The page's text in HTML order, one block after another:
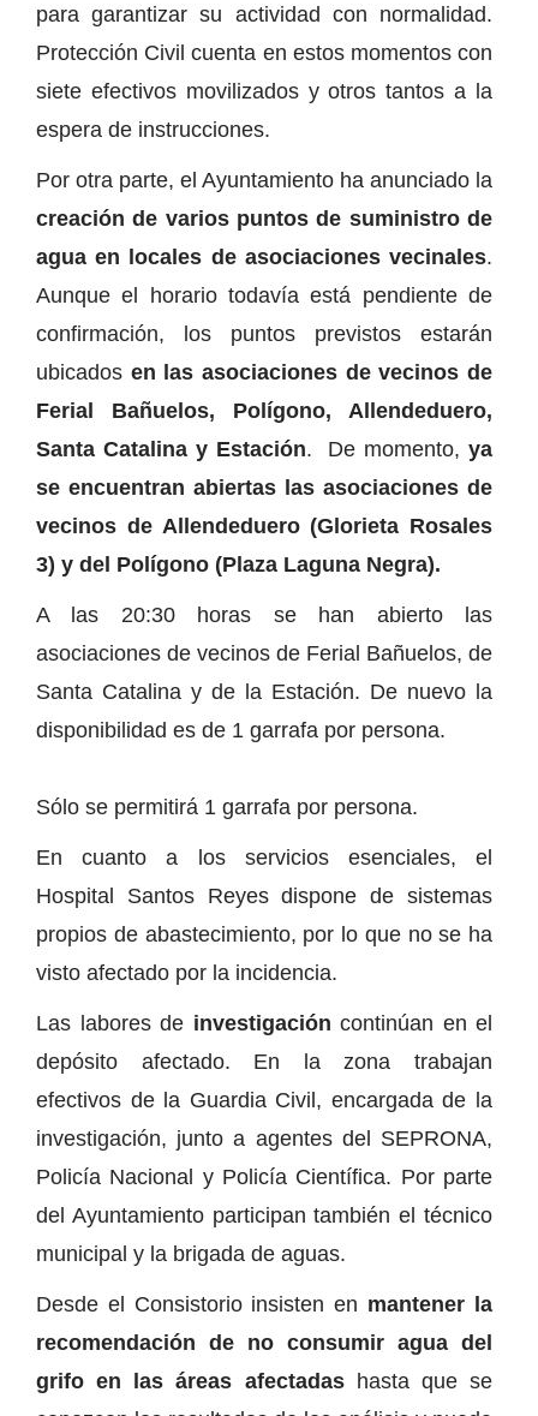
para garantizar su actividad con normalidad.
Protección Civil cuenta en estos momentos con
siete efectivos movilizados y otros tantos a la
espera de instrucciones.
Por otra parte, el Ayuntamiento ha anunciado la
creación de varios puntos de suministro de
agua en locales de asociaciones vecinales.
Aunque el horario todavía está pendiente de
confirmación, los puntos previstos estarán
ubicados en las asociaciones de vecinos de
Ferial Bañuelos, Polígono, Allendeduero,
Santa Catalina y Estación. De momento, ya
se encuentran abiertas las asociaciones de
vecinos de Allendeduero (Glorieta Rosales
3) y del Polígono (Plaza Laguna Negra).
A las 20:30 horas se han abierto las
asociaciones de vecinos de Ferial Bañuelos, de
Santa Catalina y de la Estación. De nuevo la
disponibilidad es de 1 garrafa por persona.
Sólo se permitirá 1 garrafa por persona.
En cuanto a los servicios esenciales, el
Hospital Santos Reyes dispone de sistemas
propios de abastecimiento, por lo que no se ha
visto afectado por la incidencia.
Las labores de investigación continúan en el
depósito afectado. En la zona trabajan
efectivos de la Guardia Civil, encargada de la
investigación, junto a agentes del SEPRONA,
Policía Nacional y Policía Científica. Por parte
del Ayuntamiento participan también el técnico
municipal y la brigada de aguas.
Desde el Consistorio insisten en mantener la
recomendación de no consumir agua del
grifo en las áreas afectadashasta que se